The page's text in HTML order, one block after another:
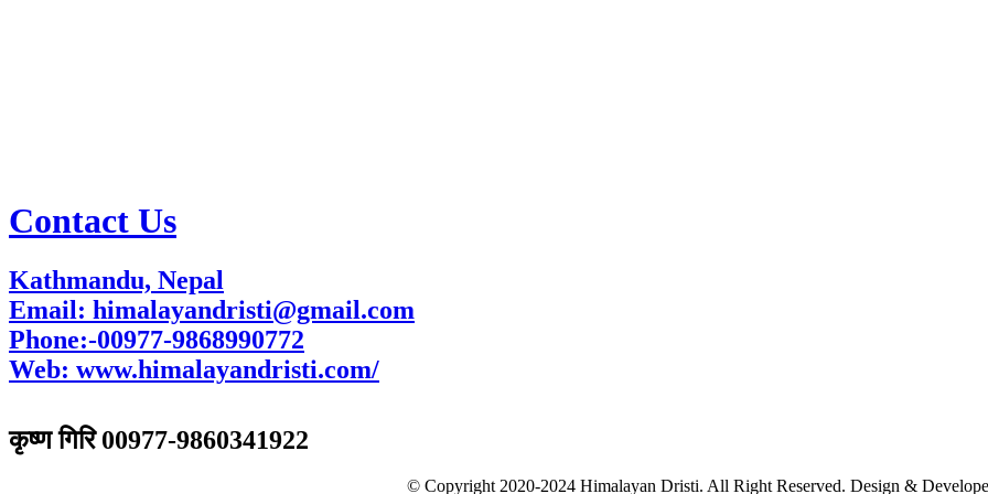
Contact Us
Kathmandu, Nepal
Email: himalayandristi@gmail.com
Phone:-00977-9868990772
Web: www.himalayandristi.com/
कृष्ण गिरि 00977-9860341922
© Copyright 2020-2024 Himalayan Dristi. All Right Reserved. Design &